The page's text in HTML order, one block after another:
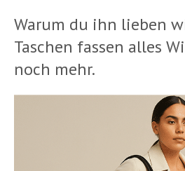
Warum du ihn lieben
Taschen fassen alles
noch mehr.